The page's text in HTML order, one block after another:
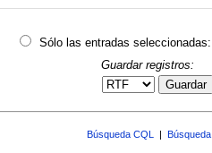
Sólo las entradas seleccionadas:
Guardar registros:
Guardar
Búsqueda CQL